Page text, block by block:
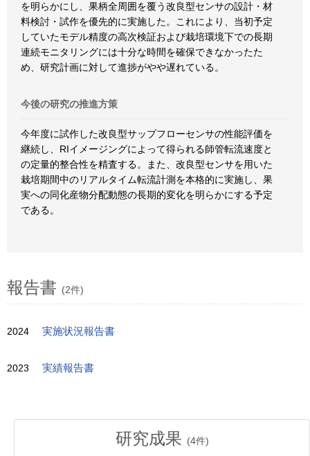
を明らかにし、果柄全周囲を覆う改良型センサの設計・材
料検討・試作を優先的に実施した。これにより、当初予定
していたモデル精度の高次検証および栽培環境下での長期
連続モニタリングには十分な時間を確保できなかったた
め、研究計画に対して進捗がやや遅れている。
今後の研究の推進方策
今年度に試作した改良型サップフローセンサの性能評価を
継続し、RIイメージングによって得られる師管転流速度と
の定量的整合性を精査する。また、改良型センサを用いた
栽培期間中のリアルタイム転流計測を本格的に実施し、果
実への同化産物分配動態の長期的変化を明らかにする予定
である。
報告書 (2件)
2024 実施状況報告書
2023 実績報告書
研究成果 (4件)